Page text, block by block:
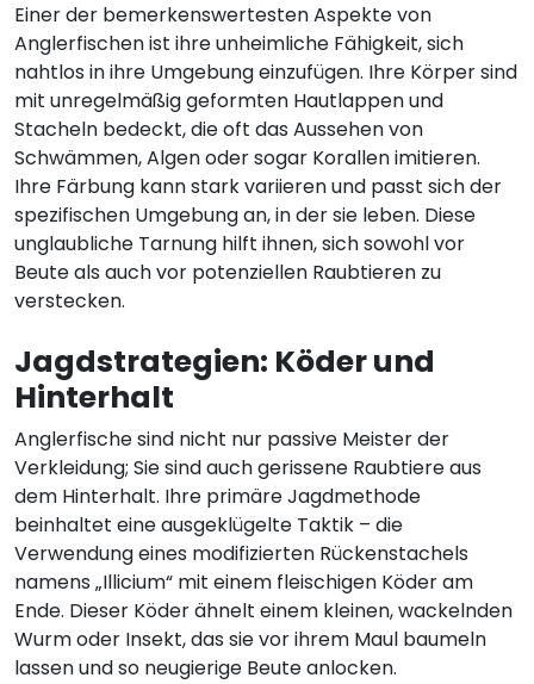
Einer der bemerkenswertesten Aspekte von
Anglerfischen ist ihre unheimliche Fähigkeit, sich
nahtlos in ihre Umgebung einzufügen. Ihre Körper sind
mit unregelmäßig geformten Hautlappen und
Stacheln bedeckt, die oft das Aussehen von
Schwämmen, Algen oder sogar Korallen imitieren.
Ihre Färbung kann stark variieren und passt sich der
spezifischen Umgebung an, in der sie leben. Diese
unglaubliche Tarnung hilft ihnen, sich sowohl vor
Beute als auch vor potenziellen Raubtieren zu
verstecken.
Jagdstrategien: Köder und
Hinterhalt
Anglerfische sind nicht nur passive Meister der
Verkleidung; Sie sind auch gerissene Raubtiere aus
dem Hinterhalt. Ihre primäre Jagdmethode
beinhaltet eine ausgeklügelte Taktik – die
Verwendung eines modifizierten Rückenstachels
namens „Illicium“ mit einem fleischigen Köder am
Ende. Dieser Köder ähnelt einem kleinen, wackelnden
Wurm oder Insekt, das sie vor ihrem Maul baumeln
lassen und so neugierige Beute anlocken.